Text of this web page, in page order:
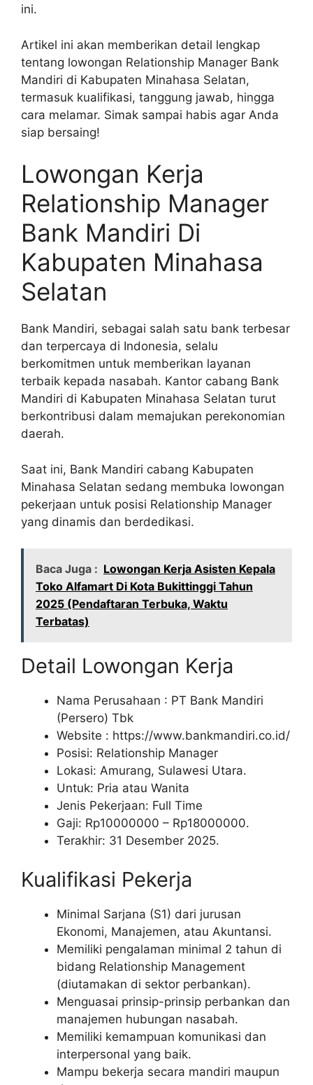
ini.
Artikel ini akan memberikan detail lengkap
tentang lowongan Relationship Manager Bank
Mandiri di Kabupaten Minahasa Selatan,
termasuk kualifikasi, tanggung jawab, hingga
cara melamar. Simak sampai habis agar Anda
siap bersaing!
Lowongan Kerja
Relationship Manager
Bank Mandiri Di
Kabupaten Minahasa
Selatan
Bank Mandiri, sebagai salah satu bank terbesar
dan terpercaya di Indonesia, selalu
berkomitmen untuk memberikan layanan
terbaik kepada nasabah. Kantor cabang Bank
Mandiri di Kabupaten Minahasa Selatan turut
berkontribusi dalam memajukan perekonomian
daerah.
Saat ini, Bank Mandiri cabang Kabupaten
Minahasa Selatan sedang membuka lowongan
pekerjaan untuk posisi Relationship Manager
yang dinamis dan berdedikasi.
Baca Juga : Lowongan Kerja Asisten Kepala
Toko Alfamart Di Kota Bukittinggi Tahun
2025 (Pendaftaran Terbuka, Waktu
Terbatas)
Detail Lowongan Kerja
Nama Perusahaan : PT Bank Mandiri
(Persero) Tbk
Website : https://www.bankmandiri.co.id/
Posisi: Relationship Manager
Lokasi: Amurang, Sulawesi Utara.
Untuk: Pria atau Wanita
Jenis Pekerjaan: Full Time
Gaji: Rp10000000 – Rp18000000.
Terakhir: 31 Desember 2025.
Kualifikasi Pekerja
Minimal Sarjana (S1) dari jurusan
Ekonomi, Manajemen, atau Akuntansi.
Memiliki pengalaman minimal 2 tahun di
bidang Relationship Management
(diutamakan di sektor perbankan).
Menguasai prinsip-prinsip perbankan dan
manajemen hubungan nasabah.
Memiliki kemampuan komunikasi dan
interpersonal yang baik.
Mampu bekerja secara mandiri maupun